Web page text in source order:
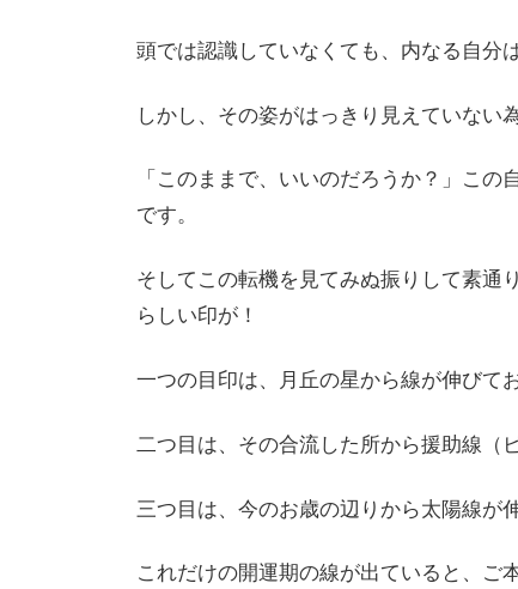
頭では認識していなくても、内なる自分
しかし、その姿がはっきり見えていない
「このままで、いいのだろうか？」こ
です。
そしてこの転機を見てみぬ振りして素通
らしい印が！
一つの目印は、月丘の星から線が伸びて
二つ目は、その合流した所から援助線（ピ
三つ目は、今のお歳の辺りから太陽線が
これだけの開運期の線が出ていると、ご